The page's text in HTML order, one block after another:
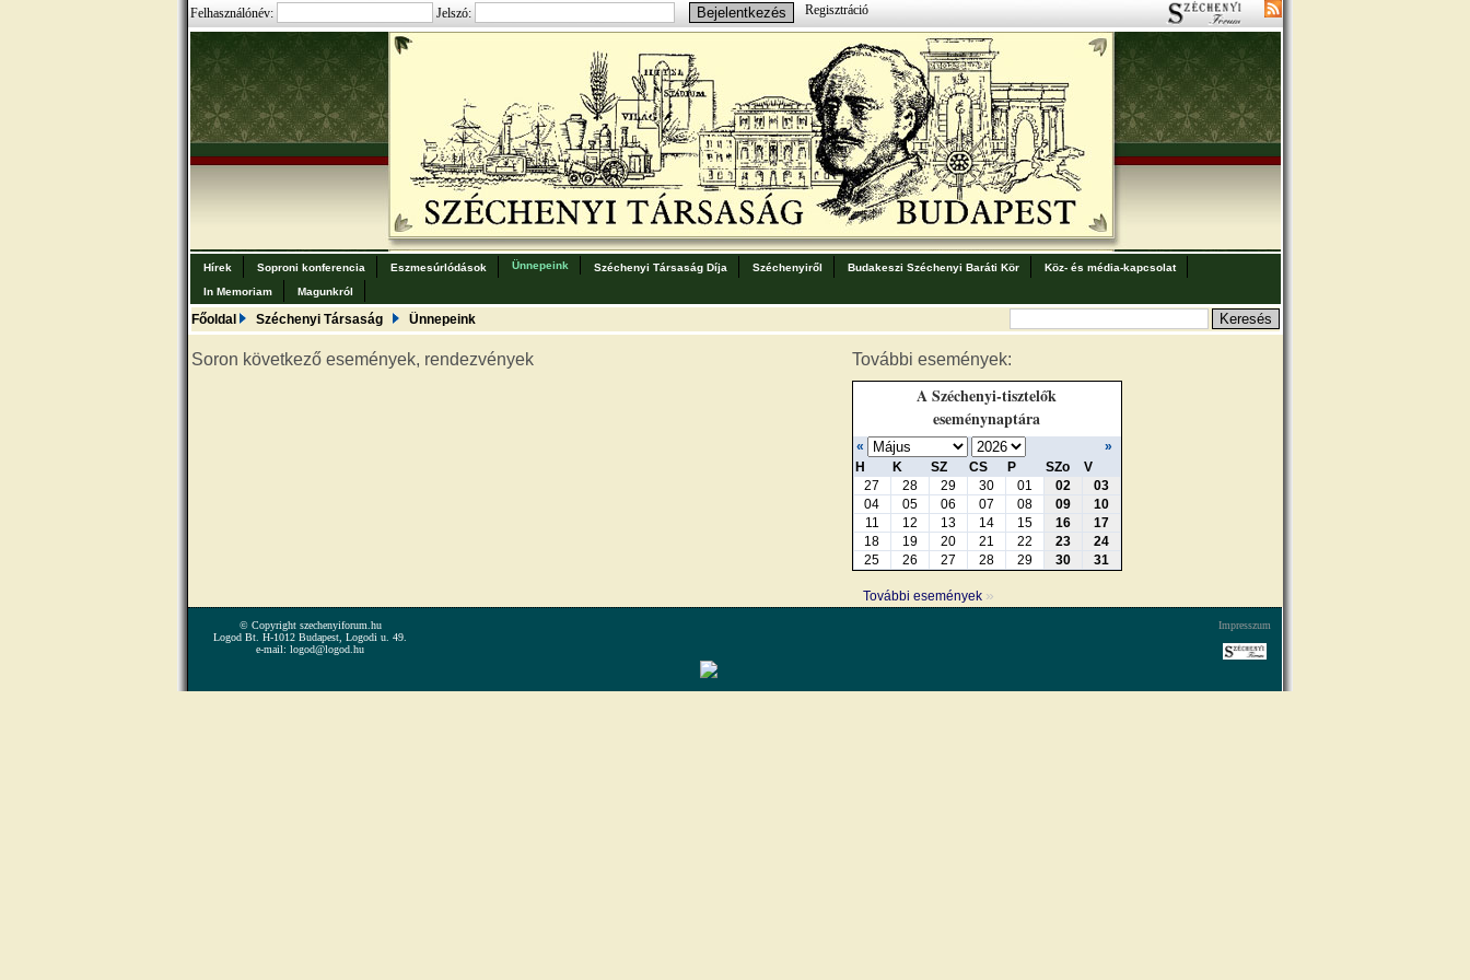
Felhasználónév: Jelszó: Regisztráció
Hírek Soproni konferencia Eszmesúrlódások Ünnepeink Széchenyi Társaság Díja Széchenyiről Budakeszi Széchenyi Baráti Kör
Köz- és média-kapcsolat
In Memoriam
Magunkról
Főoldal Széchenyi Társaság Ünnepeink
Soron következő események, rendezvények További események:
A Széchenyi-tisztelők
eseménynaptára
«
»
H
K SZ CS P SZo
V
27
28 29 30 01 02
03
04
05 06 07 08 09
10
11
12 13 14 15 16
17
18
19 20 21 22 23
24
25
26 27 28 29 30 31
További események »
Impresszum
© Copyright szechenyiforum.hu
Logod Bt. H-1012 Budapest, Logodi u. 49.
e-mail: logod@logod.hu